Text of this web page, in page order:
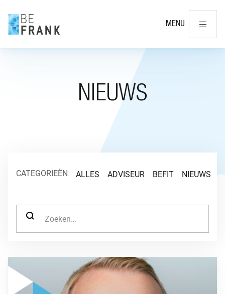
MENU
NIEUWS
CATEGORIEËN ALLES ADVISEUR BEFIT NIEUWS
ZOEK NAAR:
GA NAAR “ECHT IMPACT MAAK JE MET EEN DUURZAME